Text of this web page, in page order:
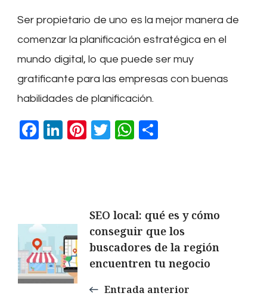
Ser propietario de uno es la mejor manera de
comenzar la planificación estratégica en el
mundo digital, lo que puede ser muy
gratificante para las empresas con buenas
habilidades de planificación.
Facebook
LinkedIn
Pinterest
TwitterWhatsApp
Navegación
de
entradas
SEO local: qué es y cómo
conseguir que los
buscadores de la región
encuentren tu negocio
Entrada anterior